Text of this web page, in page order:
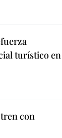
turístico en
con